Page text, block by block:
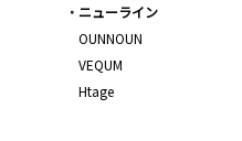
ニューライン
OUNNOUN
VEQUM
Htage